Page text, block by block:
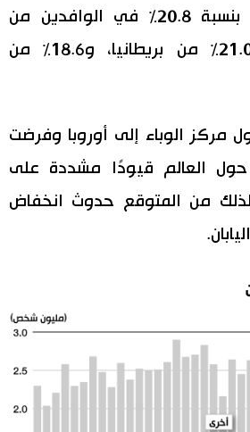
شباط انخفاضًا حادًا بنسبة 20.8٪ في الوافدين من
الولايات المتحدة، 21.0٪ من بريطانيا، و18.6٪ من
مركز الوباء إلى أوروبا وفرضت
حول العالم قيودًا مشددة على
لذلك من المتوقع حدوث انخفاض